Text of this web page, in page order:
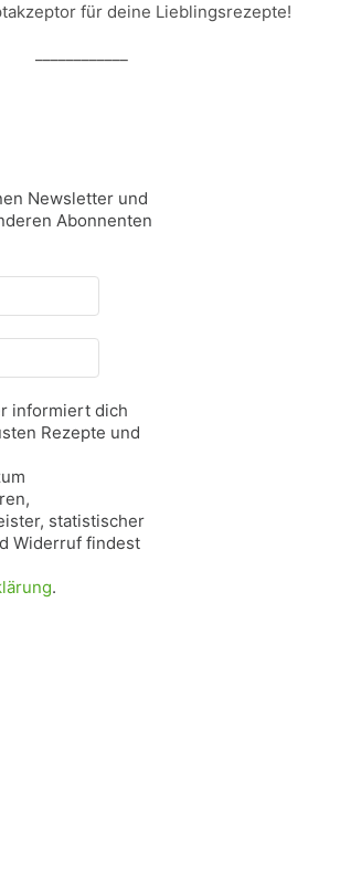
für deine Lieblingsrezepte!
Newsletter und
Abonnenten
informiert dich
Rezepte und
statistischer
Widerruf findest
.